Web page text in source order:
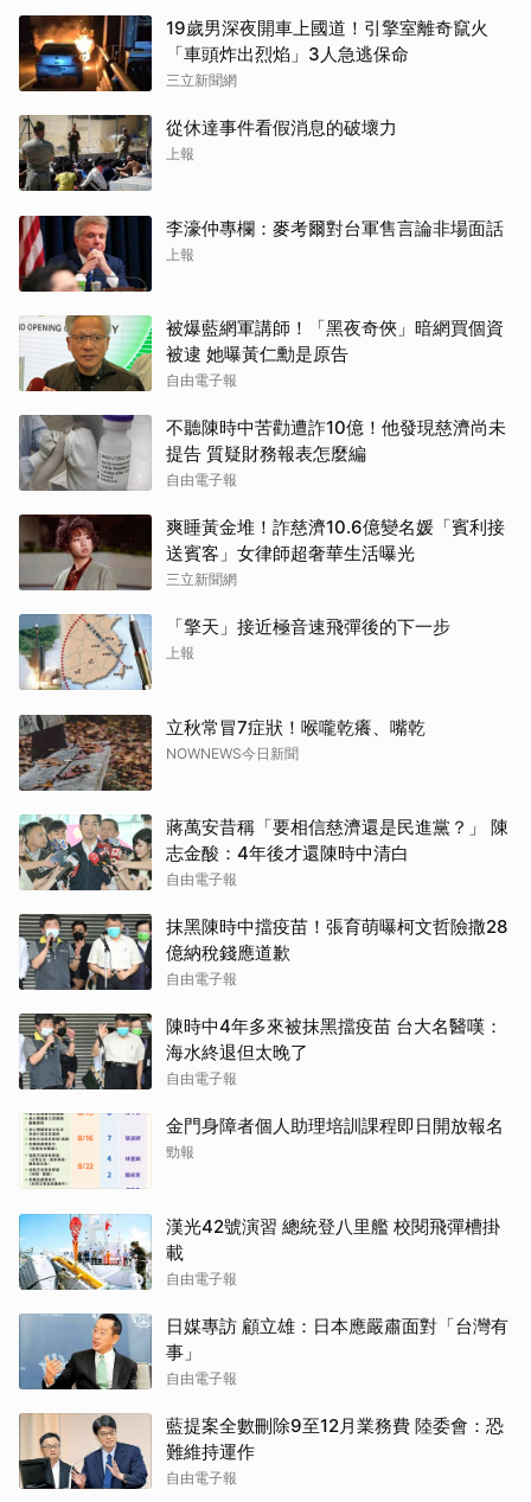
19歲男深夜開車上國道！引擎室離奇竄火
「車頭炸出烈焰」3人急逃保命
三立新聞網
從休達事件看假消息的破壞力
上報
李濠仲專欄：麥考爾對台軍售言論非場面話
上報
被爆藍網軍講師！「黑夜奇俠」暗網買個資
被逮 她曝黃仁勳是原告
自由電子報
不聽陳時中苦勸遭詐10億！他發現慈濟尚未
提告 質疑財務報表怎麼編
自由電子報
爽睡黃金堆！詐慈濟10.6億變名媛「賓利接
送賓客」女律師超奢華生活曝光
三立新聞網
「擎天」接近極音速飛彈後的下一步
上報
立秋常冒7症狀！喉嚨乾癢、嘴乾
NOWNEWS今日新聞
蔣萬安昔稱「要相信慈濟還是民進黨？」 陳
志金酸：4年後才還陳時中清白
自由電子報
抹黑陳時中擋疫苗！張育萌曝柯文哲險撒28
億納稅錢應道歉
自由電子報
陳時中4年多來被抹黑擋疫苗 台大名醫嘆：
海水終退但太晚了
自由電子報
金門身障者個人助理培訓課程即日開放報名
勁報
漢光42號演習 總統登八里艦 校閱飛彈槽掛
載
自由電子報
日媒專訪 顧立雄：日本應嚴肅面對「台灣有
事」
自由電子報
藍提案全數刪除9至12月業務費 陸委會：恐
難維持運作
自由電子報